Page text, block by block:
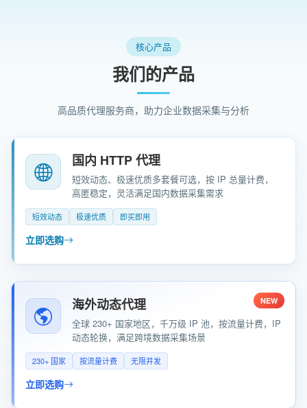
核心产品
我们的产品
高品质代理服务商，助力企业数据采集与分析
国内 HTTP 代理
短效动态、极速优质多套餐可选，按 IP 总量计费，
高匿稳定，灵活满足国内数据采集需求
短效动态 极速优质 即买即用
立即选购
NEW
海外动态代理
全球 230+ 国家地区，千万级 IP 池，按流量计费，IP
动态轮换，满足跨境数据采集场景
230+ 国家 按流量计费 无限并发
立即选购